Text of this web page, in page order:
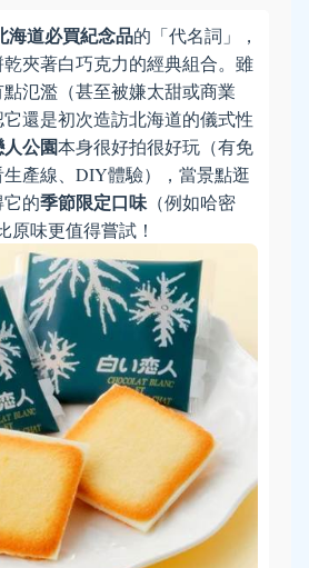
海道必買紀念品的「代名詞」，
夾著白巧克力的經典組合。雖
氾濫（甚至被嫌太甜或商業
還是初次造訪北海道的儀式性
公園本身很好拍很好玩（有免
產線、DIY體驗），當景點逛
的季節限定口味 （例如哈密
原味更值得嘗試！